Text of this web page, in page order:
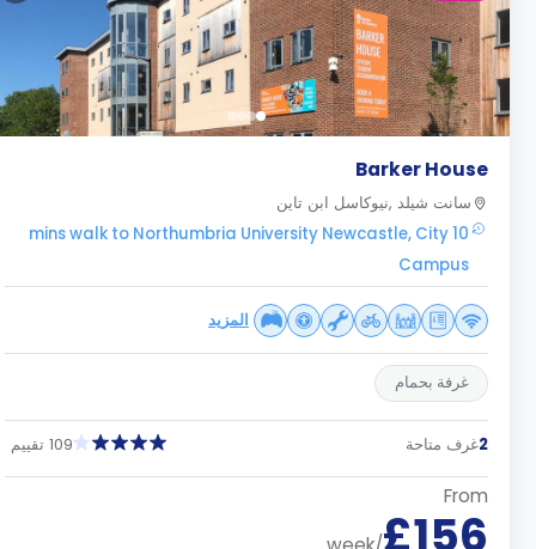
Barker House
سانت شيلد ,نيوكاسل ابن تاين
10 mins walk to Northumbria University Newcastle, City
Campus
المزيد
غرفة بحمام
غرف متاحة 109 تقييم
From
£156